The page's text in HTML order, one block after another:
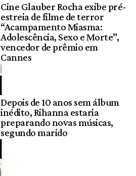
Cine Glauber Rocha exibe pré-
estreia de filme de terror
“Acampamento Miasma:
Adolescência, Sexo e Morte”,
vencedor de prêmio em
Cannes
Depois de 10 anos sem álbum
inédito, Rihanna estaria
preparando novas músicas,
segundo marido